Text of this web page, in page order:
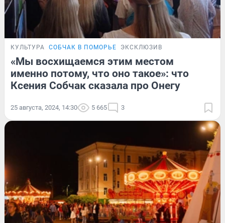
КУЛЬТУРА СОБЧАК В ПОМОРЬЕ ЭКСКЛЮЗИВ
«Мы восхищаемся этим местом
именно потому, что оно такое»: что
Ксения Собчак сказала про Онегу
25 августа, 2024, 14:30 5 665 3